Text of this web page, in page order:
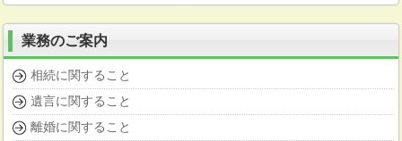
業務のご案内
相続に関すること
遺言に関すること
離婚に関すること